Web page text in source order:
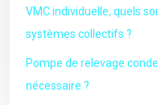
VMC individuelle, quels
systèmes collectifs ?
Pompe de relevage
nécessaire ?